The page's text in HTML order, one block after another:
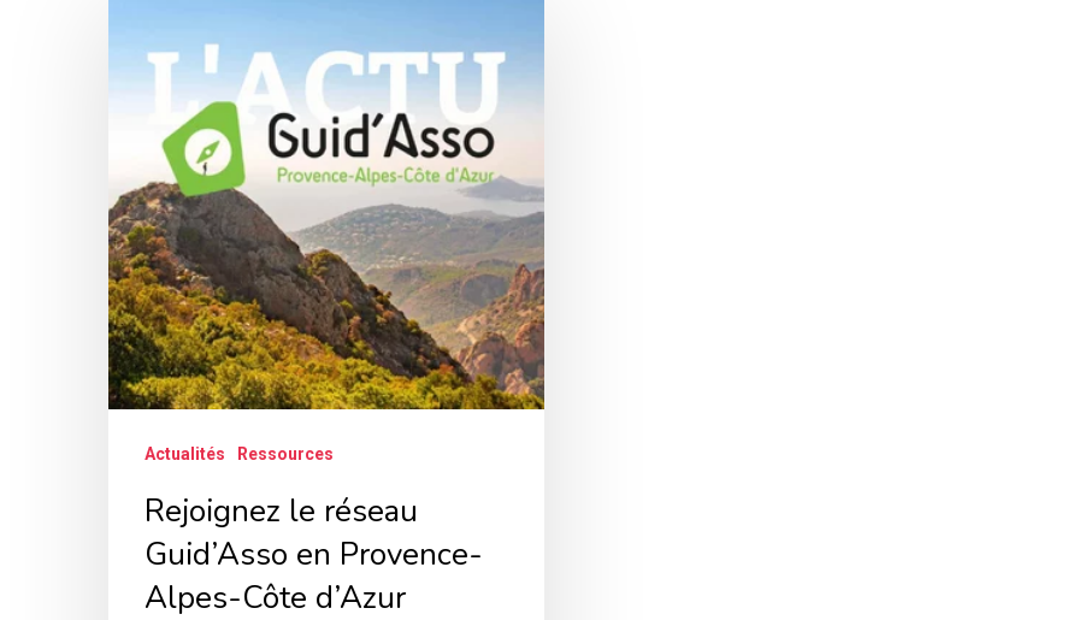
réseau
Guid’Asso
Provence-
Alpes-
Côte
d’Azur
Actualités Ressources
Rejoignez le réseau
Guid’Asso en Provence-
Alpes-Côte d’Azur